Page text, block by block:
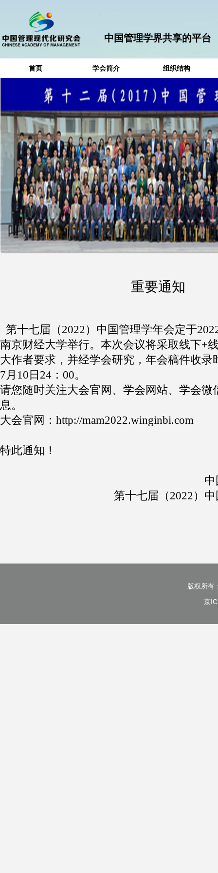
中国管理学界共享的平台
首页 学会简介 组织结构
重要通知
第十七届（2022）中国管理学年会定于
南京财经大学举行。本次会议将采取线下+
大作者要求，并经学会研究，年会稿件收录
7月10日24：00。
请您随时关注大会官网、学会网站、学会微
息。
大会官网：http://mam2022.winginbi.com
特此通知！
第十七届（2022）
版权所有
京